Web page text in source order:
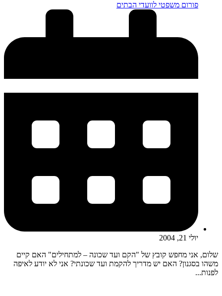
פורום משפטי לוועדי הבתים
יולי 21, 2004
שלום, אני מחפש קובץ של "הקם ועד שכונה – למתחילים" האם קיים
משהו בסגנון? האם יש מדריך להקמת ועד שכונתי? אני לא יודע לאיפה
לפנות...